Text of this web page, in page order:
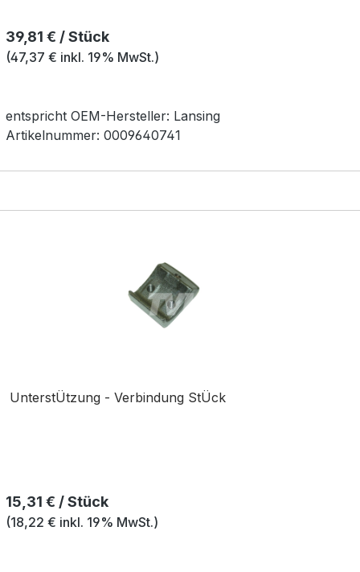
Regulärer Preis:
39,81 € / Stück
(47,37 € inkl. 19% MwSt.)
entspricht OEM-Hersteller: Lansing
Artikelnummer: 0009640741
UnterstÜtzung - Verbindung StÜck
Regulärer Preis:
15,31 € / Stück
(18,22 € inkl. 19% MwSt.)